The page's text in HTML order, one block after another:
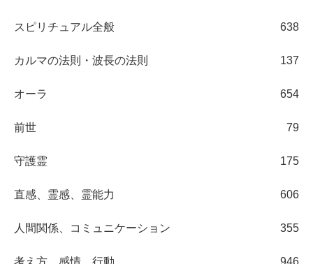
スピリチュアル全般 638
カルマの法則・波長の法則 137
オーラ 654
前世 79
守護霊 175
直感、霊感、霊能力 606
人間関係、コミュニケーション 355
考え方、感情、行動 946